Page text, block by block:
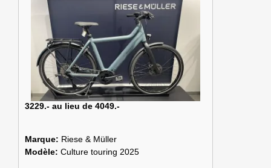
3229.- au lieu de 4049.-
Marque: Riese & Müller
Modèle: Culture touring 2025